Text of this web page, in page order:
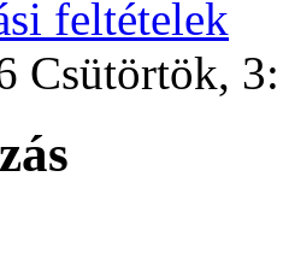
feltételek
Csütörtök,